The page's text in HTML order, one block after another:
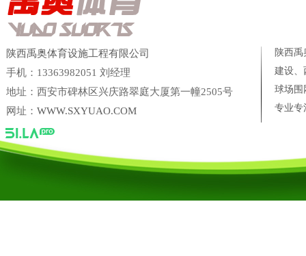
陕西禹奥体育设施工程有限公司
手机：13363982051 刘经理
地址：西安市碑林区兴庆路翠庭大厦第一幢2505号
网址： WWW.SXYUAO.COM
陕西
建设、
球场
专业专